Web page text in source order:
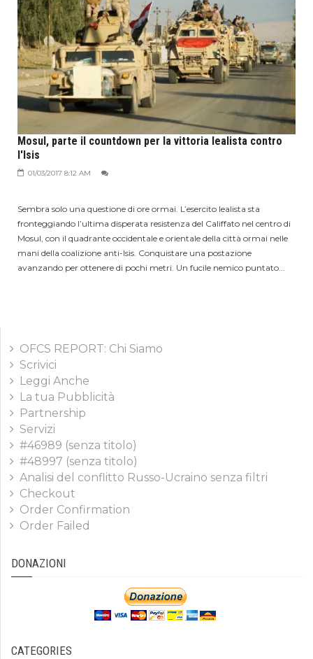
Mosul, parte il countdown per la vittoria lealista contro
l'Isis
01/03/2017 8:12 AM
Sembra solo una questione di ore ormai. L’esercito lealista sta
fronteggiando l’ultima disperata resistenza del Califfato nel centro di
Mosul, con il quadrante occidentale e orientale della città ormai nelle
mani della coalizione anti-Isis. Conquistare una postazione
avanzando per ottenere di pochi metri. Un fucile nemico puntato...
OFCS REPORT: Chi Siamo
Scrivici
Leggi Anche
La tua Pubblicità
Partnership
Servizi
#46989 (senza titolo)
#48997 (senza titolo)
Analisi del conflitto Russo-Ucraino senza filtri
Checkout
Order Confirmation
Order Failed
DONAZIONI
CATEGORIES